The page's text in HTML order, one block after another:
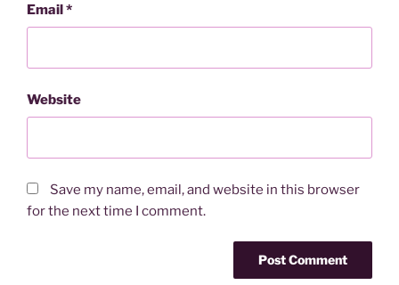
Email*
Website
Save my name, email, and website in this browser
for the next time I comment.